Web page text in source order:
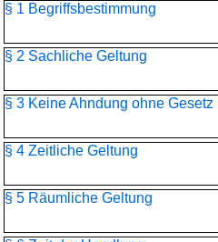
§ 1 Begriffsbestimmung
§ 2 Sachliche Geltung
§ 3 Keine Ahndung ohne Gesetz
§ 4 Zeitliche Geltung
§ 5 Räumliche Geltung